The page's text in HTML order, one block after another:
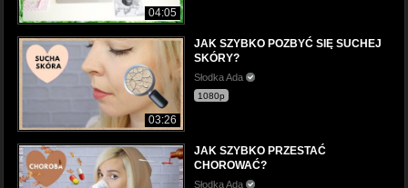
04:05
03:26
JAK SZYBKO POZBYĆ SIĘ SUCHEJ
SKÓRY?
Słodka Ada
1080p
JAK SZYBKO PRZESTAĆ
CHOROWAĆ?
Słodka Ada